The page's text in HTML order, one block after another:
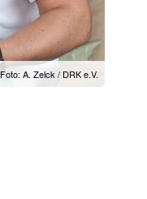
Foto: A. Zelck / DRK e.V.